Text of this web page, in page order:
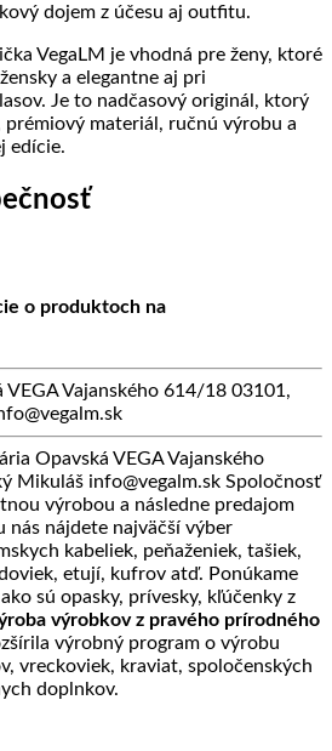
dojem z účesu aj outfitu.
VegaLM je vhodná pre ženy, ktoré
a elegantne aj pri
Je to nadčasový originál, ktorý
materiál, ručnú výrobu a
edície.
o produktoch na
VEGA Vajanského 614/18 03101,
Opavská VEGA Vajanského
Mikuláš info@vegalm.sk Spoločnosť
výrobou a následne predajom
nás nájdete najväčší výber
kabeliek, peňaženiek, tašiek,
etují, kufrov atď. Ponúkame
sú opasky, prívesky, kľúčenky z
výrobkov z pravého prírodného
výrobný program o výrobu
vreckoviek, kraviat, spoločenských
doplnkov.